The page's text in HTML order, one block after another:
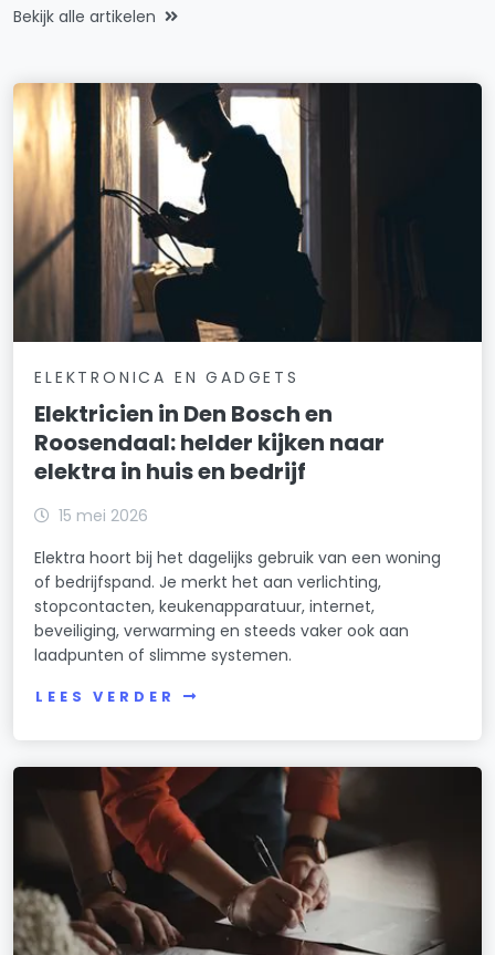
Bekijk alle artikelen
ELEKTRONICA EN GADGETS
Elektricien in Den Bosch en
Roosendaal: helder kijken naar
elektra in huis en bedrijf
15 mei 2026
Elektra hoort bij het dagelijks gebruik van een woning
of bedrijfspand. Je merkt het aan verlichting,
stopcontacten, keukenapparatuur, internet,
beveiliging, verwarming en steeds vaker ook aan
laadpunten of slimme systemen.
LEES VERDER